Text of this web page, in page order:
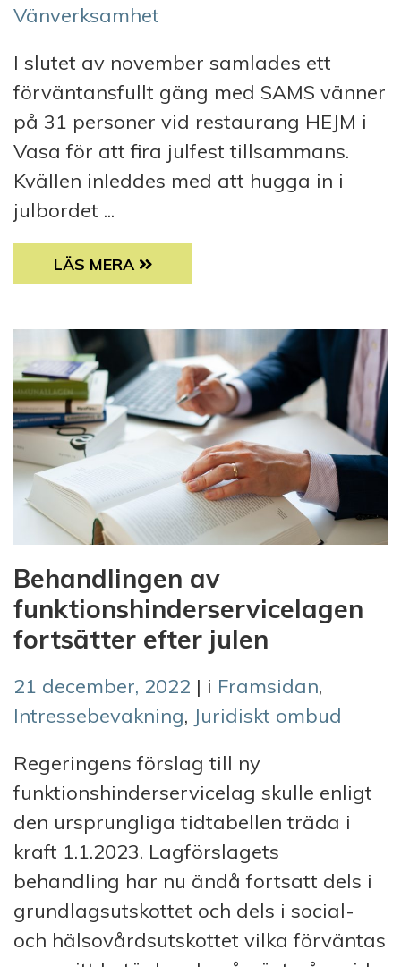
Vänverksamhet
I slutet av november samlades ett
förväntansfullt gäng med SAMS vänner
på 31 personer vid restaurang HEJM i
Vasa för att fira julfest tillsammans.
Kvällen inleddes med att hugga in i
julbordet ...
SAMS VÄNVERKSAMHETS JULFEST I VASA
LÄS MERA
Behandlingen av
funktionshinderservicelagen
fortsätter efter julen
21 december, 2022 | i Framsidan,
Intressebevakning, Juridiskt ombud
Regeringens förslag till ny
funktionshinderservicelag skulle enligt
den ursprungliga tidtabellen träda i
kraft 1.1.2023. Lagförslagets
behandling har nu ändå fortsatt dels i
grundlagsutskottet och dels i social-
och hälsovårdsutskottet vilka förväntas